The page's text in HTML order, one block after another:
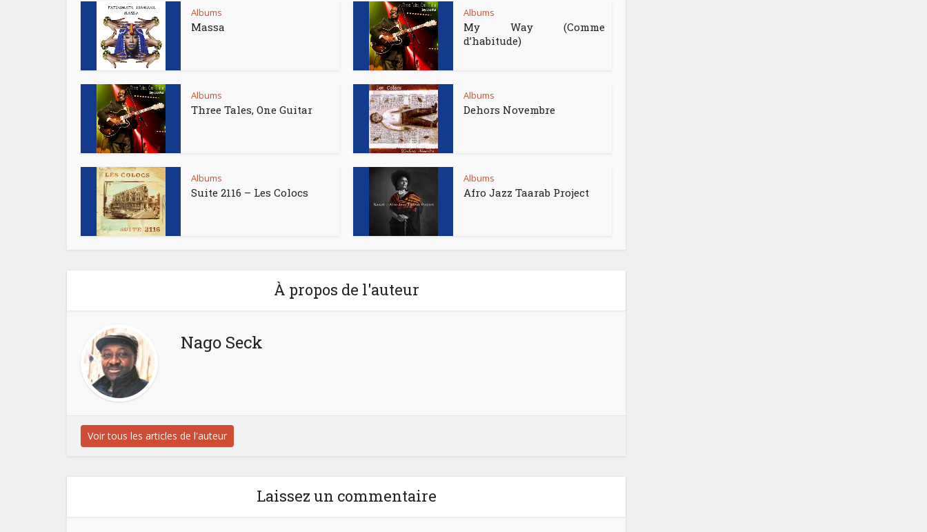
Albums
Massa
Albums
My Way (Comme
d’habitude)
Albums
Three Tales, One Guitar
Albums
Dehors Novembre
Albums
Suite 2116 – Les Colocs
Albums
Afro Jazz Taarab Project
À propos de l'auteur
Nago Seck
Voir tous les articles de l'auteur
Laissez un commentaire